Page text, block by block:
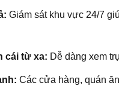
Giám sát khu vực 24/7
cái từ xa: Dễ dàng xem
Các cửa hàng, quán